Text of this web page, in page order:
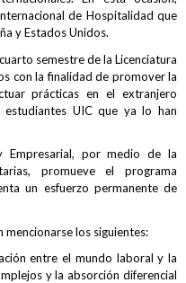
de Hospitalidad que
y Estados Unidos.
semestre de la Licenciatura
con la finalidad de promover la
prácticas en el extranjero
UIC que ya lo han
Empresarial, por medio de la
promueve el programa
un esfuerzo permanente de
los siguientes:
entre el mundo laboral y la
y la absorción diferencial